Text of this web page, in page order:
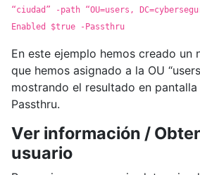
“ciudad” -path “OU=users,
Enabled $true -Passthru
En este ejemplo hemos creado un
que hemos asignado a la OU
mostrando el resultado en
Passthru.
Ver información /
usuario